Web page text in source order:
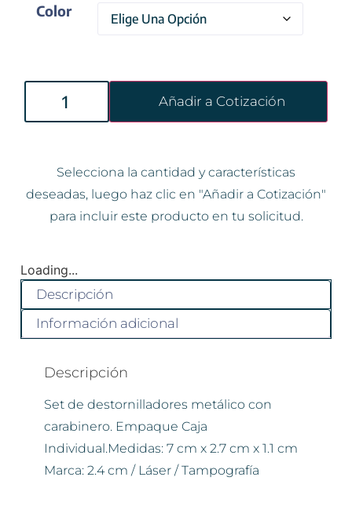
Color
Añadir a Cotización
Selecciona la cantidad y características
deseadas, luego haz clic en "Añadir a Cotización"
para incluir este producto en tu solicitud.
Loading...
Descripción
Información adicional
Descripción
Set de destornilladores metálico con
carabinero. Empaque Caja
Individual.Medidas: 7 cm x 2.7 cm x 1.1 cm
Marca: 2.4 cm / Láser / Tampografía